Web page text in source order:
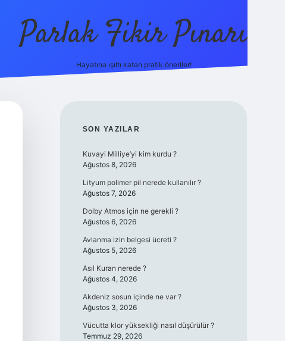
Parlak Fikir Pınarı
Hayatına ışıltı katan pratik öneriler!
SIDEBAR
SON YAZILAR
Kuvayi Milliye’yi kim kurdu ?
Ağustos 8, 2026
Lityum polimer pil nerede kullanılır ?
Ağustos 7, 2026
Dolby Atmos için ne gerekli ?
Ağustos 6, 2026
Avlanma izin belgesi ücreti ?
Ağustos 5, 2026
Asıl Kuran nerede ?
Ağustos 4, 2026
Akdeniz sosun içinde ne var ?
Ağustos 3, 2026
Vücutta klor yüksekliği nasıl düşürülür ?
Temmuz 29, 2026